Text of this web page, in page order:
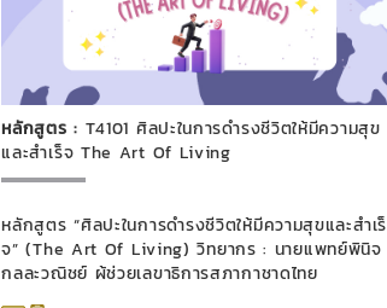
หลักสูตร : T4101 ศิลปะในการดำรงชีวิตให้มีความสุข
และสำเร็จ The Art Of Living
หลักสูตร “ศิลปะในการดำรงชีวิตให้มีความสุขและสำเร็
จ” (The Art Of Living) วิทยากร : นายแพทย์พินิจ
กุลละวณิชย์ ผู้ช่วยเลขาธิการสภากาชาดไทย